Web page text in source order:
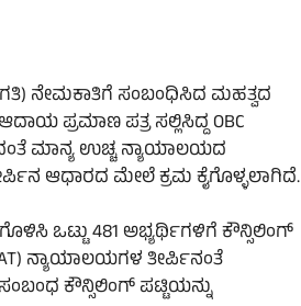
ನೇಮಕಾತಿಗೆ ಸಂಬಂಧಿಸಿದ ಮಹತ್ವದ
ಪ್ರಮಾಣ ಪತ್ರ ಸಲ್ಲಿಸಿದ್ದ OBC
ಮಾನ್ಯ ಉಚ್ಚ ನ್ಯಾಯಾಲಯದ
ಆಧಾರದ ಮೇಲೆ ಕ್ರಮ ಕೈಗೊಳ್ಳಲಾಗಿದೆ.
ಒಟ್ಟು 481 ಅಭ್ಯರ್ಥಿಗಳಿಗೆ ಕೌನ್ಸಿಲಿಂಗ್
ನ್ಯಾಯಾಲಯಗಳ ತೀರ್ಪಿನಂತೆ
ಕೌನ್ಸಿಲಿಂಗ್ ಪಟ್ಟಿಯನ್ನು